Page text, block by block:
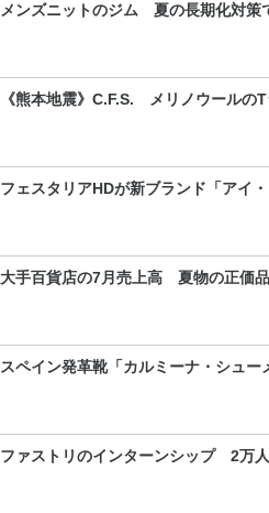
メンズニットのジム 夏の長期化対策
《熊本地震》C.F.S. メリノウールの
フェスタリアHDが新ブランド「アイ
大手百貨店の7月売上高 夏物の正価
スペイン発革靴「カルミーナ・シュ
ファストリのインターンシップ 2万